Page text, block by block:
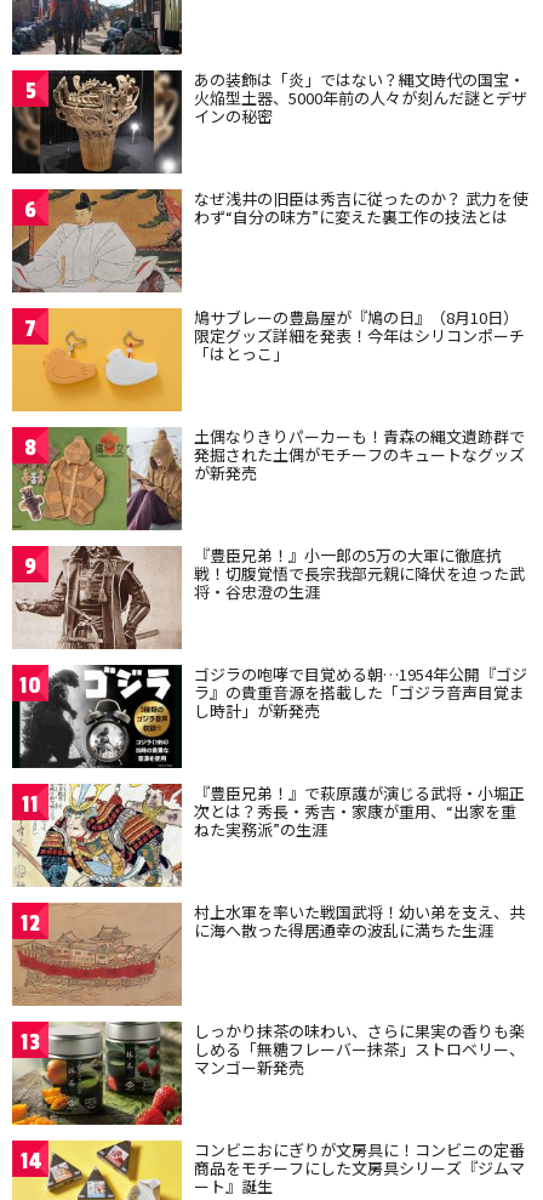
5 あの装飾は「炎」ではない？縄文時代の国宝・
火焔型土器、5000年前の人々が刻んだ謎とデザ
インの秘密
6 なぜ浅井の旧臣は秀吉に従ったのか？ 武力を使
わず“自分の味方”に変えた裏工作の技法とは
7 鳩サブレーの豊島屋が『鳩の日』（8月10日）
限定グッズ詳細を発表！今年はシリコンポーチ
「はとっこ」
8 土偶なりきりパーカーも！青森の縄文遺跡群で
発掘された土偶がモチーフのキュートなグッズ
が新発売
9 『豊臣兄弟！』小一郎の5万の大軍に徹底抗
戦！切腹覚悟で長宗我部元親に降伏を迫った武
将・谷忠澄の生涯
10 ゴジラの咆哮で目覚める朝…1954年公開『ゴジ
ラ』の貴重音源を搭載した「ゴジラ音声目覚ま
し時計」が新発売
11 『豊臣兄弟！』で萩原護が演じる武将・小堀正
次とは？秀長・秀吉・家康が重用、“出家を重
ねた実務派”の生涯
12 村上水軍を率いた戦国武将！幼い弟を支え、共
に海へ散った得居通幸の波乱に満ちた生涯
13 しっかり抹茶の味わい、さらに果実の香りも楽
しめる「無糖フレーバー抹茶」ストロベリー、
マンゴー新発売
14 コンビニおにぎりが文房具に！コンビニの定番
商品をモチーフにした文房具シリーズ『ジムマ
ート』誕生